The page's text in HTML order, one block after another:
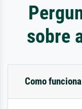
sobre
Como